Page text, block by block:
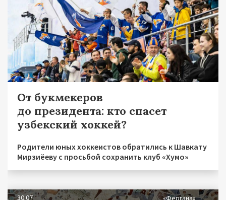
От букмекеров
до президента: кто спасет
узбекский хоккей?
Родители юных хоккеистов обратились к Шавкату
Мирзиёеву с просьбой сохранить клуб «Хумо»
30.07 «Фергана»